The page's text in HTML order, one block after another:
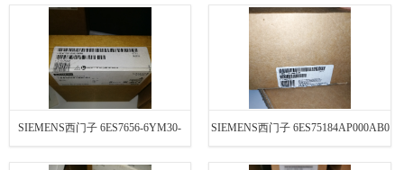
SIEMENS西门子 6ES7656-6YM30-
7AF0
SIEMENS西门子 6ES75184AP000AB0